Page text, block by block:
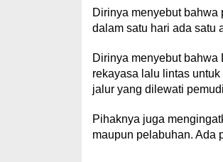
Dirinya menyebut bahwa
dalam satu hari ada satu
Dirinya menyebut
rekayasa lalu lintas
jalur yang dilewati
Pihaknya juga
maupun pelabuhan. Ada